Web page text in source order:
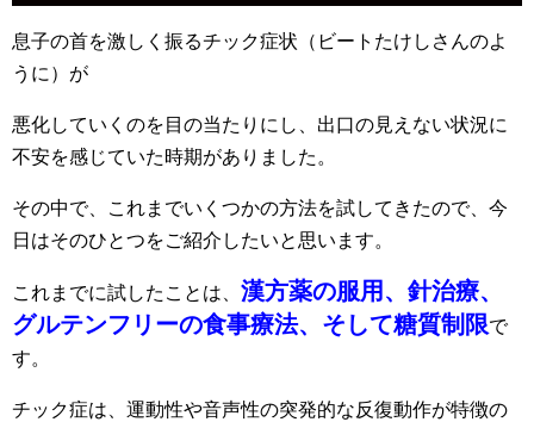
息子の首を激しく振るチック症状（ビートたけしさんのよ
うに）が
悪化していくのを目の当たりにし、出口の見えない状況に
不安を感じていた時期がありました。
その中で、これまでいくつかの方法を試してきたので、今
日はそのひとつをご紹介したいと思います。
これまでに試したことは、 漢方薬の服用、針治療、
グルテンフリーの食事療法、そして糖質制限で
す。
チック症は、運動性や音声性の突発的な反復動作が特徴の